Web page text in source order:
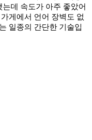
데 속도가 아주 좋았어
게에서 언어 장벽도 없
일종의 간단한 기술입